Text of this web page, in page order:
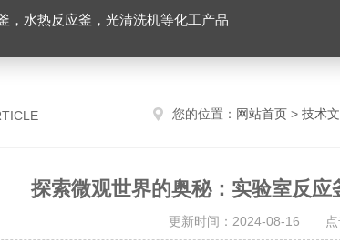
，水热反应釜，光清洗机等化工产品
您的位置： 网站首页 > 技术
探索微观世界的奥秘：实验室反
更新时间：2024-08-16 点